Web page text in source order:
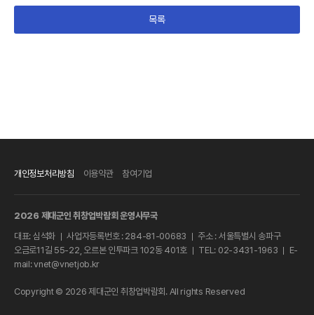
목록
개인정보처리방침 이용약관 참여기업
2026 제대군인 취창업박람회 운영사무국
대표: 심석화
사업자등록번호 : 284-81-00683
주소 : 서울특별시 송파구
오금로11길 55-22, 오르본 인투파크 102동 401호
TEL: 02-3431-1963
E-
mail: vnet@vnetjob.kr
Copyright © 2026 제대군인 취창업박람회. All rights Reserved